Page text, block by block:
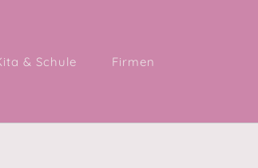
& Schule Firmen